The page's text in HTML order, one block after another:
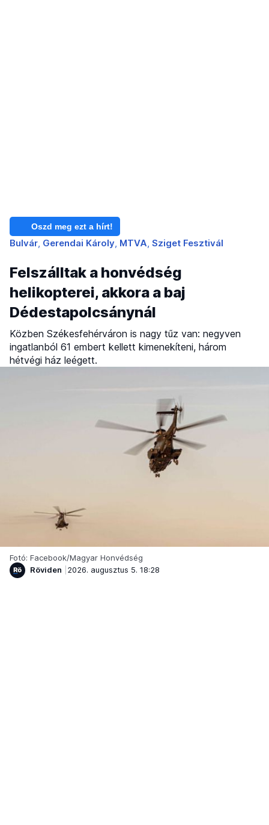
Oszd meg ezt a hírt!
Bulvár Gerendai Károly MTVA Sziget Fesztivál
Felszálltak a honvédség
helikopterei, akkora a baj
Dédestapolcsánynál
Közben Székesfehérváron is nagy tűz van: negyven
ingatlanból 61 embert kellett kimenekíteni, három
hétvégi ház leégett.
Fotó: Facebook/Magyar Honvédség
Röviden
2026. augusztus 5. 18:28